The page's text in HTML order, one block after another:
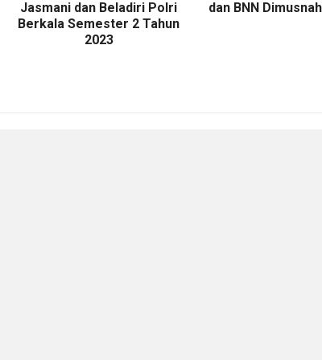
Jasmani dan Beladiri Polri
Berkala Semester 2 Tahun
2023
dan BNN